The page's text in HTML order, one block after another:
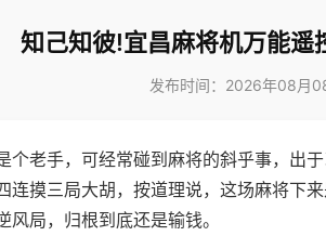
知己知彼!宜昌麻将机万能遥
发布时间：2026年08月
个老手，可经常碰到麻将的斜乎事，出
连摸三局大胡，按道理说，这场麻将下
风局，归根到底还是输钱。